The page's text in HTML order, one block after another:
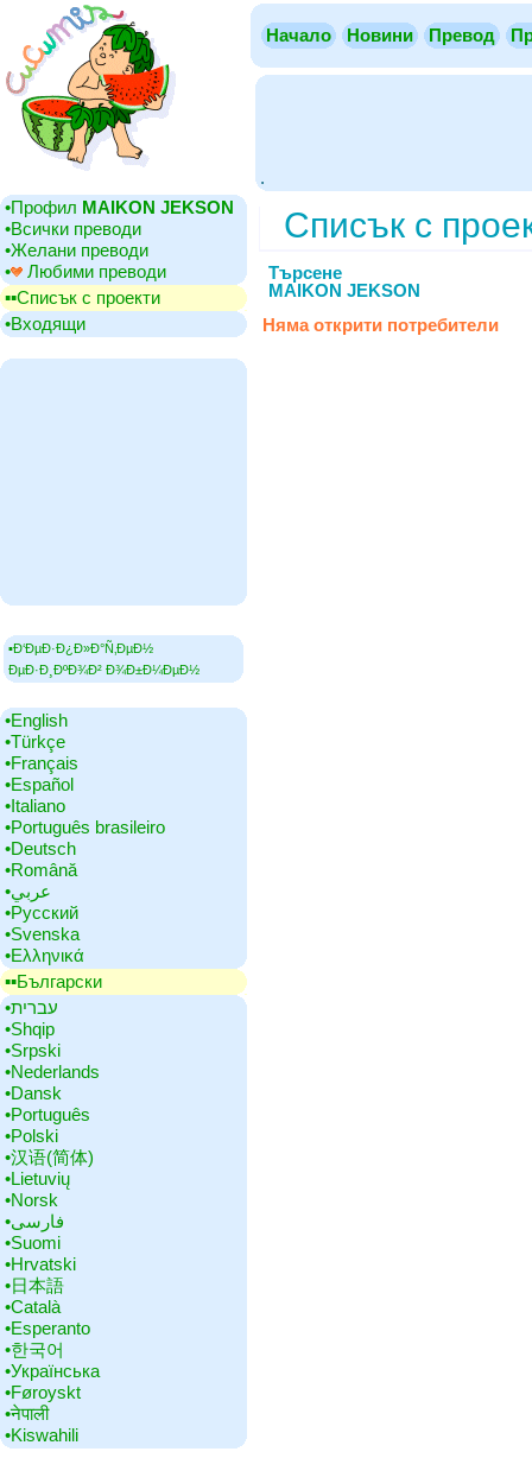
Начало Новини Превод
.
•‎Профил MAIKON JEKSON
•‎Всички преводи
•‎Желани преводи
•‎
Любими преводи
▪▪‎Списък с проекти
•‎Входящи
▪Ð‘ÐµÐ·Ð¿Ð»Ð°Ñ‚ÐµÐ½
ÐµÐ·Ð¸ÐºÐ¾Ð² Ð¾Ð±Ð¼ÐµÐ½
•‎English
•‎Türkçe
•‎Français
•‎Español
•‎Italiano
•‎Português brasileiro
•‎Deutsch
•‎Română
•‎عربي
•‎Русский
•‎Svenska
•‎Ελληνικά
▪▪‎Български
•‎עברית
•‎Shqip
•‎Srpski
•‎Nederlands
•‎Dansk
•‎Português
•‎Polski
•‎汉语(简体)
•‎Lietuvių
•‎Norsk
•‎فارسی
•‎Suomi
•‎Hrvatski
•‎日本語
•‎Català
•‎Esperanto
•‎한국어
•‎Українська
•‎Føroyskt
•‎नेपाली
•‎Kiswahili
Списък с
Търсене
MAIKON JEKSON
Няма открити потребители